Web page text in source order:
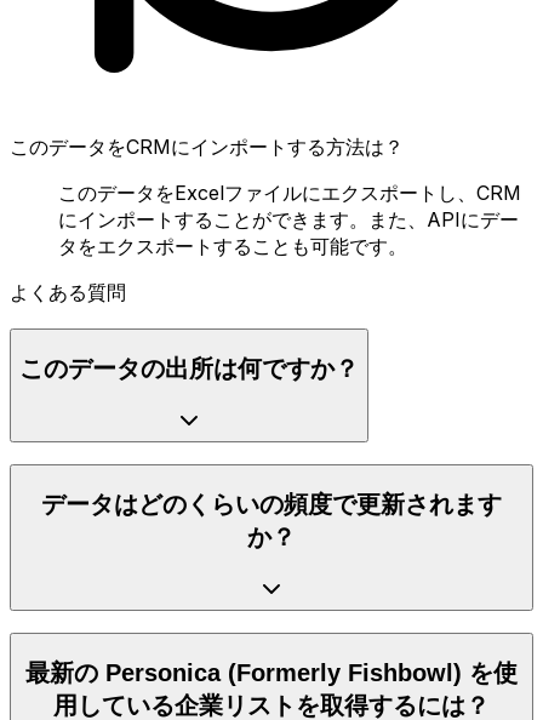
このデータをCRMにインポートする方法は？
このデータをExcelファイルにエクスポートし、CRM
にインポートすることができます。また、APIにデー
タをエクスポートすることも可能です。
よくある質問
このデータの出所は何ですか？
データはどのくらいの頻度で更新されます
か？
最新の Personica (Formerly Fishbowl) を使
用している企業リストを取得するには？